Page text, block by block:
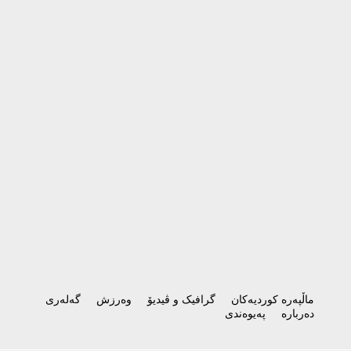
ماڵپەرە کوردیەکان گرافیک و ڤیدیۆ وەرزش
گەلەری
دەربارە
پەیوەندی